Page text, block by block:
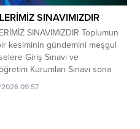
SINAVIMIZDIR
SINAVIMIZDIR Toplumun
kesiminin gündemini meşgul
Giriş Sınavı ve
Kurumları Sınavı sona
sınavın heyecanı henüz
veliler ve gençler merakla
09:57